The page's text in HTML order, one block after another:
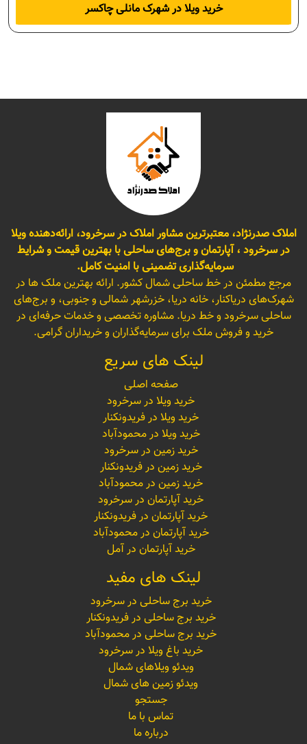
خرید ویلا در شهرک مانلی چاکسر
املاک صدرنژاد، معتبرترین مشاور املاک در سرخرود، ارائه‌دهنده ویلا
در سرخرود ، آپارتمان و برج‌های ساحلی با بهترین قیمت و شرایط
سرمایه‌گذاری تضمینی با امنیت کامل.
مرجع مطمئن در خط ساحلی شمال کشور. ارائه بهترین ملک ها در
شهرک‌های دریاکنار، خانه دریا، خزرشهر شمالی و جنوبی، و برج‌های
ساحلی سرخرود و خط دریا. مشاوره تخصصی و خدمات حرفه‌ای در
خرید و فروش ملک برای سرمایه‌گذاران و خریداران گرامی.
لینک های سریع
صفحه اصلی
خرید ویلا در سرخرود
خرید ویلا در فریدونکنار
خرید ویلا در محمودآباد
خرید زمین در سرخرود
خرید زمین در فریدونکنار
خرید زمین در محمودآباد
خرید آپارتمان در سرخرود
خرید آپارتمان در فریدونکنار
خرید آپارتمان در محمودآباد
خرید آپارتمان در آمل
لینک های مفید
خرید برج ساحلی در سرخرود
خرید برج ساحلی در فریدونکنار
خرید برج ساحلی در محمودآباد
خرید باغ ویلا در سرخرود
ویدئو ویلاهای شمال
ویدئو زمین های شمال
جستجو
تماس با ما
درباره ما